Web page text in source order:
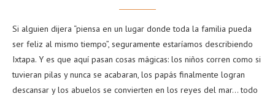
Si alguien dijera “piensa en un lugar donde toda la familia pueda
ser feliz al mismo tiempo”, seguramente estaríamos describiendo
Ixtapa. Y es que aquí pasan cosas mágicas: los niños corren como si
tuvieran pilas y nunca se acabaran, los papás finalmente logran
descansar y los abuelos se convierten en los reyes del mar… todo